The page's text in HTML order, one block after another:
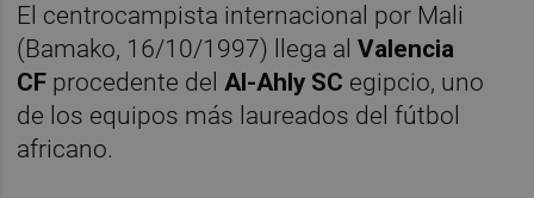
El centrocampista internacional por Mali
(Bamako, 16/10/1997) llega alValencia
CF procedente delAl-Ahly SC egipcio, uno
de los equipos más laureados del fútbol
africano.